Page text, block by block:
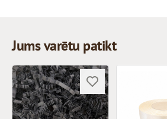
Jums varētu patikt